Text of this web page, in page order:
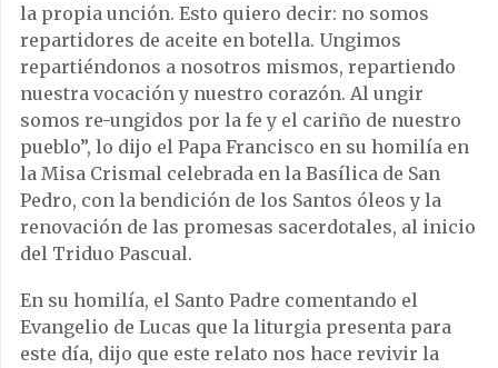
la propia unción. Esto quiero decir: no somos
repartidores de aceite en botella. Ungimos
repartiéndonos a nosotros mismos, repartiendo
nuestra vocación y nuestro corazón. Al ungir
somos re-ungidos por la fe y el cariño de nuestro
pueblo”, lo dijo el Papa Francisco en su homilía en
la Misa Crismal celebrada en la Basílica de San
Pedro, con la bendición de los Santos óleos y la
renovación de las promesas sacerdotales, al inicio
del Triduo Pascual.
En su homilía, el Santo Padre comentando el
Evangelio de Lucas que la liturgia presenta para
este día, dijo que este relato nos hace revivir la